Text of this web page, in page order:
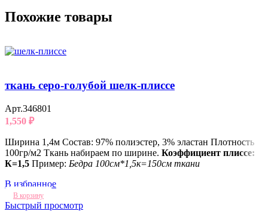
Похожие товары
ткань серо-голубой шелк-плиссе
Арт.346801
1,550 ₽
Ширина 1,4м Состав: 97% полиэстер, 3% эластан Плотность
100гр/м2 Ткань набираем по ширине. Коэффициент плиссе:
К=1,5 Пример: Бедра 100см*1,5к=150см ткани
В избранное
В корзину
Быстрый просмотр